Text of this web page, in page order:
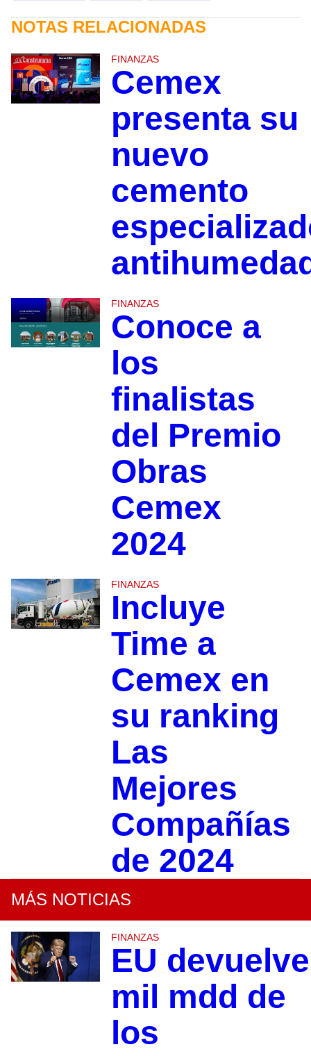
NOTAS RELACIONADAS
FINANZAS
Cemex
presenta su
nuevo
cemento
FINANZAS
Conoce a
los
finalistas
del Premio
Obras
Cemex
2024
FINANZAS
Incluye
Time a
Cemex en
su ranking
Las
Mejores
Compañías
de 2024
MÁS NOTICIAS
FINANZAS
EU
mil mdd de
los